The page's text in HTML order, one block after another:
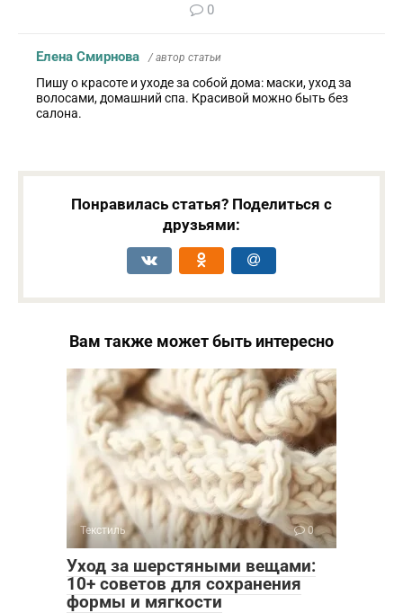
0
Елена Смирнова / автор статьи
Пишу о красоте и уходе за собой дома: маски, уход за
волосами, домашний спа. Красивой можно быть без
салона.
Понравилась статья? Поделиться с
друзьями:
Вам также может быть интересно
Текстиль 0
Уход за шерстяными вещами:
10+ советов для сохранения
формы и мягкости